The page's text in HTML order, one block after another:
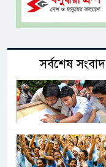
সর্বশেষ সংবাদ